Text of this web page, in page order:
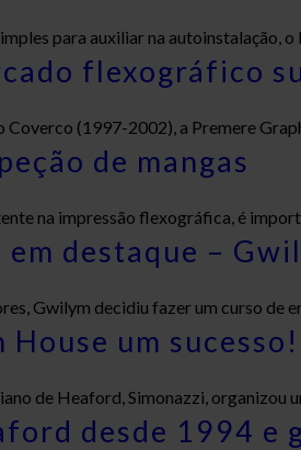
para auxiliar na autoinstalação,
flexográfico
(1997-2002), a Premere
de mangas
na impressão flexográfica, é
destaque –
Gwilym decidiu fazer um curso de
House um sucesso!
de Heaford, Simonazzi, organizou
desde 1994 e